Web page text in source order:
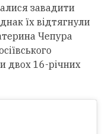
завадити
їх відтягнули
Чепура
двох 16-річних